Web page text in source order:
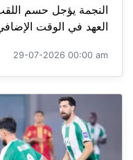
النجمة يؤجل حسم
العهد في الوقت الإضافي 2-1، في الجولة
29-07-2026 00:00 am